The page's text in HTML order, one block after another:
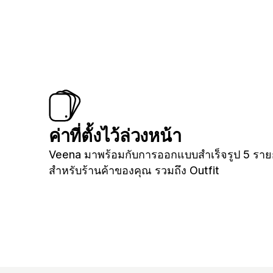
ค่าที่ตั้งไว้ล่วงหน้า
Veena มาพร้อมกับการออกแบบสำเร็จรูป 5 รา
สำหรับร้านค้าของคุณ รวมถึง Outfit